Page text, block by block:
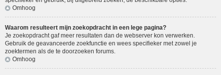
Omhoog
Waarom resulteert mijn zoekopdracht in een lege pagina?
Je zoekopdracht gaf meer resultaten dan de webserver kon verwerken.
Gebruik de geavanceerde zoekfunctie en wees specifieker met zowel je
zoektermen als de te doorzoeken forums.
Omhoog